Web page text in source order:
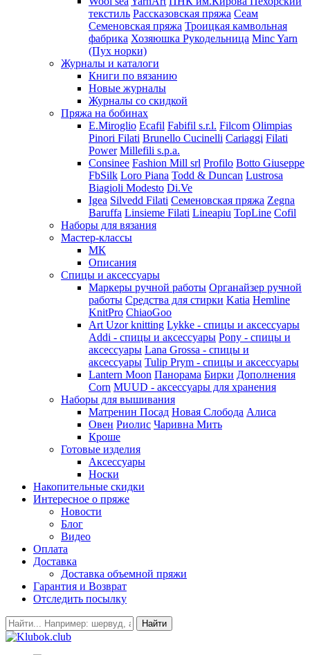
текстиль Рассказовская пряжа Сеам
Семеновская пряжа Троицкая камвольная
фабрика Хозяюшка Рукодельница Minc Yarn
(Пух норки)
Журналы и каталоги
Книги по вязанию
Новые журналы
Журналы со скидкой
Пряжа на бобинах
E.Miroglio Ecafil Fabifil s.r.l. Filcom Olimpias
Pinori Filati Brunello Cucinelli Cariaggi Filati
Power Millefili s.p.a.
Consinee Fashion Mill srl Profilo Botto Giuseppe
FbSilk Loro Piana Todd & Duncan Lustrosa
Biagioli Modesto Di.Ve
Igea Silvedd Filati Семеновская пряжа Zegna
Baruffa Linsieme Filati Lineapiu TopLine Cofil
Наборы для вязания
Мастер-классы
МК
Описания
Спицы и аксессуары
Маркеры ручной работы Органайзер ручной
работы Средства для стирки Katia Hemline
KnitPro ChiaoGoo
Art Uzor knitting Lykke - спицы и аксессуары
Addi - спицы и аксессуары Pony - спицы и
аксессуары Lana Grossa - спицы и
аксессуары Tulip Prym - спицы и аксессуары
Lantern Moon Панорама Бирки Дополнения
Corn MUUD - аксессуары для хранения
Наборы для вышивания
Матренин Посад Новая Слобода Алиса
Овен Риолис Чаривна Мить
Кроше
Готовые изделия
Аксессуары
Носки
Накопительные скидки
Интересное о пряже
Новости
Блог
Видео
Оплата
Доставка
Доставка объемной пряжи
Гарантия и Возврат
Отследить посылку
Найти